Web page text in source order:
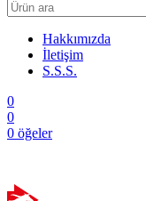
Hakkımızda
İletişim
S.S.S.
0
0
0 öğeler